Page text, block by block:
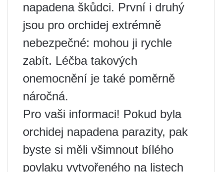
napadena škůdci. První i druhý
jsou pro orchidej extrémně
nebezpečné: mohou ji rychle
zabít. Léčba takových
onemocnění je také poměrně
náročná.
Pro vaši informaci! Pokud byla
orchidej napadena parazity, pak
byste si měli všimnout bílého
povlaku vytvořeného na listech